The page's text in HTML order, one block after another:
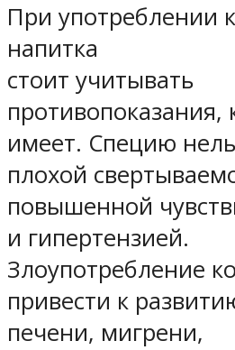
При употреблении
напитка
стоит учитывать
противопоказания,
имеет. Специю
плохой
повышенной
и гипертензией.
Злоупотребление
привести к
печени, мигрени,